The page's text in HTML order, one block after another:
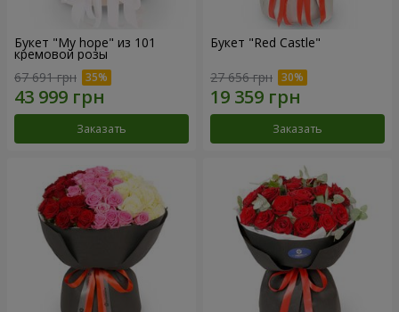
Букет "My hope" из 101
кремовой розы
67 691 грн
Заказать
Букет "Red Castle"
27 656 грн
Заказать